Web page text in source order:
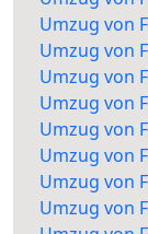
Umzug von
Umzug von
Umzug von
Umzug von
Umzug von
Umzug von
Umzug von
Umzug von